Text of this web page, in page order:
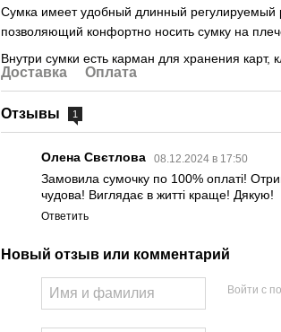
Сумка имеет удобный длинный регулируемый
позволяющий конфортно носить сумку на
Внутри сумки есть карман для хранения карт,
Доставка Оплата
Отзывы 1
Олена Свєтлова 08.12.2024 в 17:50
Замовила сумочку по 100% оплаті!
чудова! Виглядає в житті краще! Дякую!
Ответить
Новый отзыв или комментарий
Войти с